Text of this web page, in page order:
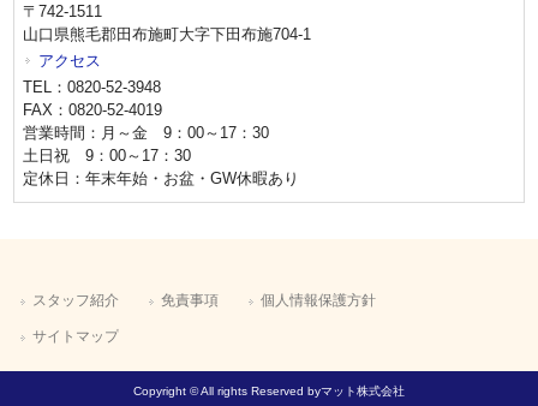
〒742-1511
山口県熊毛郡田布施町大字下田布施704-1
アクセス
TEL：0820-52-3948
FAX：0820-52-4019
営業時間：月～金 9：00～17：30
土日祝 9：00～17：30
定休日：年末年始・お盆・GW休暇あり
スタッフ紹介 免責事項 個人情報保護方針
サイトマップ
Copyright © All rights Reserved byマット株式会社